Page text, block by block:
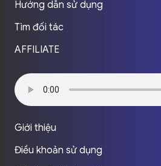
Hướng dẫn sử dụng
Tìm đối tác
AFFILIATE
Giới thiệu
Điều khoản sử dụng